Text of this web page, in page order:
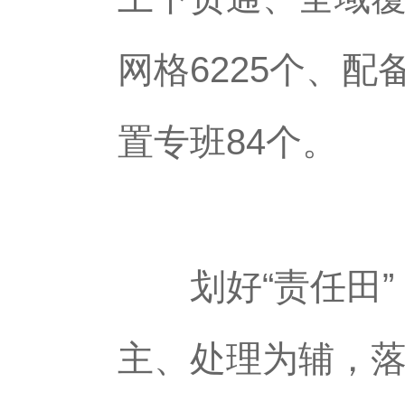
网格6225个、配
置专班84个。
划好“责任田”
主、处理为辅，